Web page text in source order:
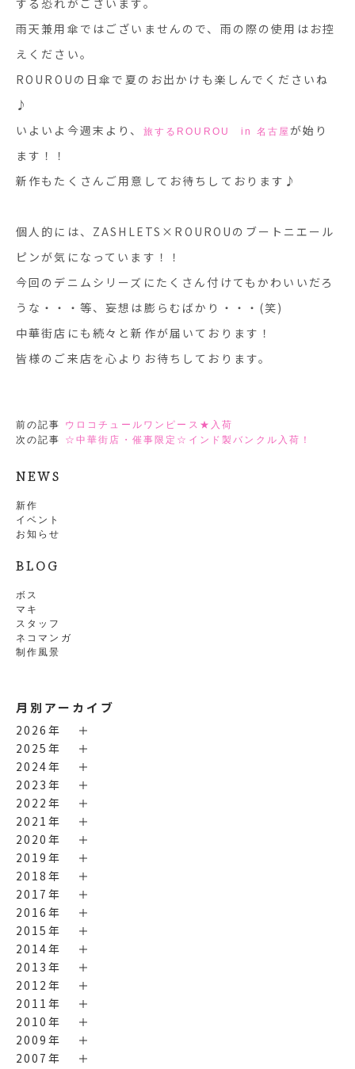
NEWS
新作
イベント
お知らせ
BLOG
ボス
マキ
スタッフ
ネコマンガ
制作風景
月別アーカイブ
2026年
2025年
2024年
2023年
2022年
2021年
2020年
2019年
2018年
2017年
2016年
2015年
2014年
2013年
2012年
2011年
2010年
2009年
2007年
する恐れがございます。
雨天兼用傘ではございませんので、雨の際の使用はお控
えください。
ROUROUの日傘で夏のお出かけも楽しんでくださいね
♪
いよいよ今週末より、
旅するROUROU in 名古屋が始り
ます！！
新作もたくさんご用意してお待ちしております♪
個人的には、ZASHLETS×ROUROUのブートニエール
ピンが気になっています！！
今回のデニムシリーズにたくさん付けてもかわいいだろ
うな・・・等、妄想は膨らむばかり・・・(笑)
中華街店にも続々と新作が届いております！
皆様のご来店を心よりお待ちしております。
前の記事 ウロコチュールワンピース★入荷
次の記事 ☆中華街店・催事限定☆インド製バンクル入荷！